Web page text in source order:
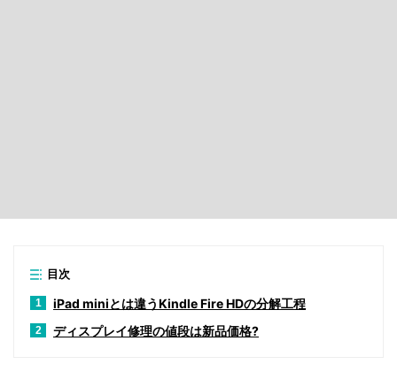
目次
1 iPad miniとは違うKindle Fire HDの分解工程
2 ディスプレイ修理の値段は新品価格?